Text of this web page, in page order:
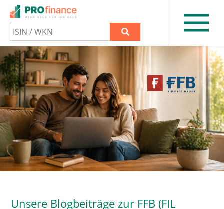
Unsere Blogbeiträge zur FFB (FIL